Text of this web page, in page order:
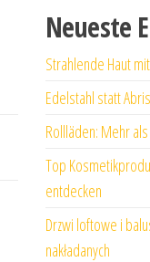
Neueste
Strahlende Haut
Edelstahl statt
Rollläden: Mehr
Top
entdecken
Drzwi loftowe i
nakładanych